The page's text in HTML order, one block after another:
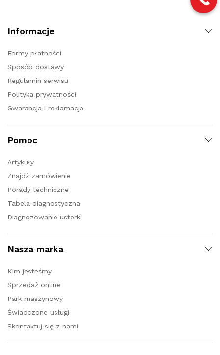
Informacje
Formy płatności
Sposób dostawy
Regulamin serwisu
Polityka prywatności
Gwarancja i reklamacja
Pomoc
Artykuły
Znajdź zamówienie
Porady techniczne
Tabela diagnostyczna
Diagnozowanie usterki
Nasza marka
Kim jesteśmy
Sprzedaż online
Park maszynowy
Świadczone usługi
Skontaktuj się z nami